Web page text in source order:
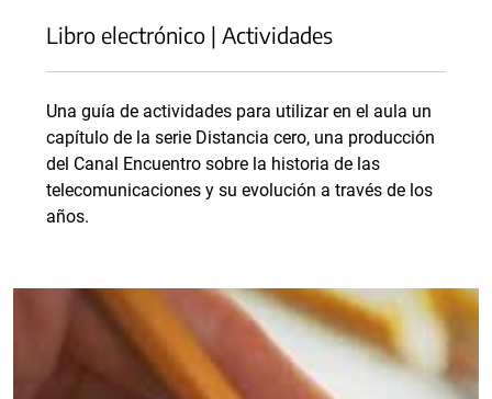
Libro electrónico | Actividades
Una guía de actividades para utilizar en el aula un
capítulo de la serie Distancia cero, una producción
del Canal Encuentro sobre la historia de las
telecomunicaciones y su evolución a través de los
años.